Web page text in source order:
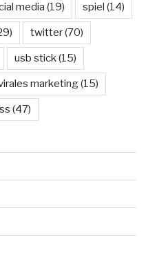
media (19) spiel (14)
twitter(70)
usb stick(15)
marketing(15)
(47)